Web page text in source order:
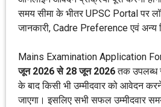
समय सीमा के भीतर UPSC Portal पर
जानकारी, Cadre Preference एवं अन्य
Mains Examination Application
जून 2026 से 28 जून 2026तक उपलब्ध
के बाद किसी भी उम्मीदवार को आवेदन
जाएगा। इसलिए सभी सफल उम्मीदवार